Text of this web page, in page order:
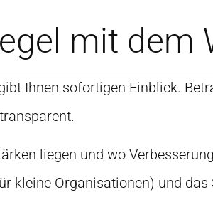
mit dem
Ihnen sofortigen Einblick.
liegen und wo
kleine Organisationen) und